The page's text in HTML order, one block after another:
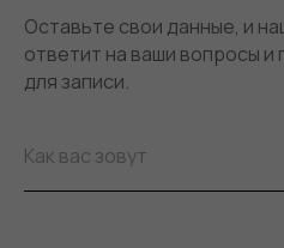
Оставьте свои данные, и
ответит на ваши вопросы
для записи.
Как вас зовут